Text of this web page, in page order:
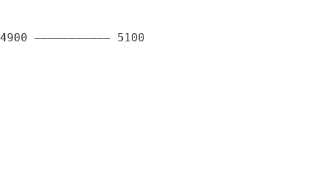
4900 ——————————— 5100